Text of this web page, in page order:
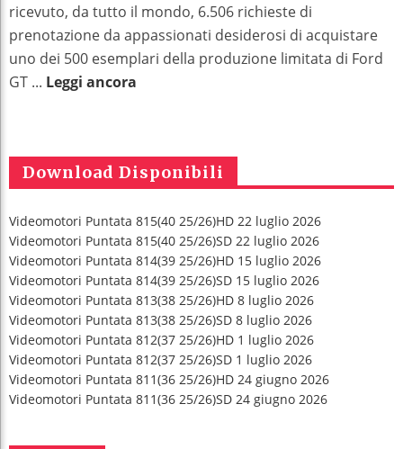
ricevuto, da tutto il mondo, 6.506 richieste di
prenotazione da appassionati desiderosi di acquistare
uno dei 500 esemplari della produzione limitata di Ford
GT ... Leggi ancora
Download Disponibili
Videomotori Puntata 815(40 25/26)HD 22 luglio 2026
Videomotori Puntata 815(40 25/26)SD 22 luglio 2026
Videomotori Puntata 814(39 25/26)HD 15 luglio 2026
Videomotori Puntata 814(39 25/26)SD 15 luglio 2026
Videomotori Puntata 813(38 25/26)HD 8 luglio 2026
Videomotori Puntata 813(38 25/26)SD 8 luglio 2026
Videomotori Puntata 812(37 25/26)HD 1 luglio 2026
Videomotori Puntata 812(37 25/26)SD 1 luglio 2026
Videomotori Puntata 811(36 25/26)HD 24 giugno 2026
Videomotori Puntata 811(36 25/26)SD 24 giugno 2026